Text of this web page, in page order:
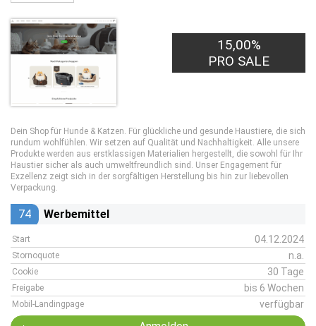
15,00%
PRO SALE
Dein Shop für Hunde & Katzen. Für glückliche und gesunde Haustiere, die sich
rundum wohlfühlen. Wir setzen auf Qualität und Nachhaltigkeit. Alle unsere
Produkte werden aus erstklassigen Materialien hergestellt, die sowohl für Ihr
Haustier sicher als auch umweltfreundlich sind. Unser Engagement für
Exzellenz zeigt sich in der sorgfältigen Herstellung bis hin zur liebevollen
Verpackung.
74 Werbemittel
Start 04.12.2024
Stornoquote n.a.
Cookie 30 Tage
Freigabe bis 6 Wochen
Mobil-Landingpage verfügbar